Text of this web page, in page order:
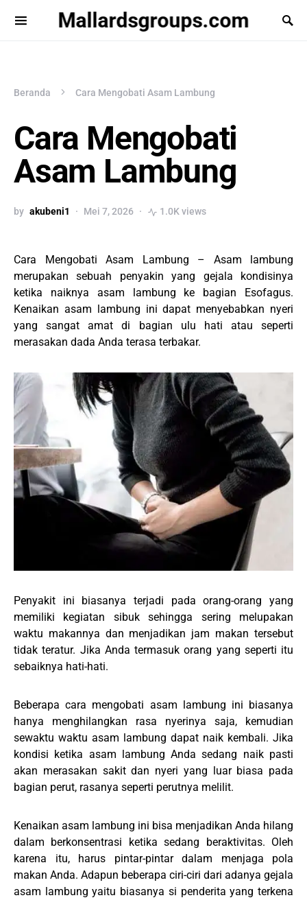
Mallardsgroups.com
Beranda Cara Mengobati Asam Lambung
Cara Mengobati
Asam Lambung
by akubeni1 Mei 7, 2026 1.0K views
Cara Mengobati Asam Lambung – Asam lambung
merupakan sebuah penyakin yang gejala kondisinya
ketika naiknya asam lambung ke bagian Esofagus.
Kenaikan asam lambung ini dapat menyebabkan nyeri
yang sangat amat di bagian ulu hati atau seperti
merasakan dada Anda terasa terbakar.
Penyakit ini biasanya terjadi pada orang-orang yang
memiliki kegiatan sibuk sehingga sering melupakan
waktu makannya dan menjadikan jam makan tersebut
tidak teratur. Jika Anda termasuk orang yang seperti itu
sebaiknya hati-hati.
Beberapa cara mengobati asam lambung ini biasanya
hanya menghilangkan rasa nyerinya saja, kemudian
sewaktu waktu asam lambung dapat naik kembali. Jika
kondisi ketika asam lambung Anda sedang naik pasti
akan merasakan sakit dan nyeri yang luar biasa pada
bagian perut, rasanya seperti perutnya melilit.
Kenaikan asam lambung ini bisa menjadikan Anda hilang
dalam berkonsentrasi ketika sedang beraktivitas. Oleh
karena itu, harus pintar-pintar dalam menjaga pola
makan Anda. Adapun beberapa ciri-ciri dari adanya gejala
asam lambung yaitu biasanya si penderita yang terkena